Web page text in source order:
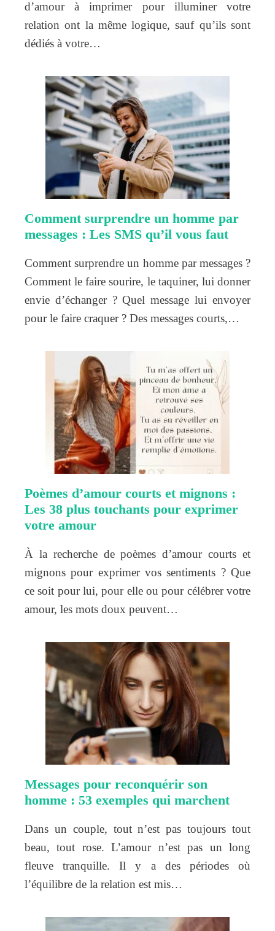
d’amour à imprimer pour illuminer votre
relation ont la même logique, sauf qu’ils sont
dédiés à votre…
Comment surprendre un homme par
messages : Les SMS qu’il vous faut
Comment surprendre un homme par messages ?
Comment le faire sourire, le taquiner, lui donner
envie d’échanger ? Quel message lui envoyer
pour le faire craquer ? Des messages courts,…
Poèmes d’amour courts et mignons :
Les 38 plus touchants pour exprimer
votre amour
À la recherche de poèmes d’amour courts et
mignons pour exprimer vos sentiments ? Que
ce soit pour lui, pour elle ou pour célébrer votre
amour, les mots doux peuvent…
Messages pour reconquérir son
homme : 53 exemples qui marchent
Dans un couple, tout n’est pas toujours tout
beau, tout rose. L’amour n’est pas un long
fleuve tranquille. Il y a des périodes où
l’équilibre de la relation est mis…